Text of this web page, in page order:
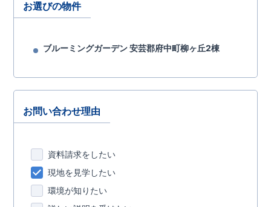
お選びの物件
ブルーミングガーデン 安芸郡府中町柳ヶ丘2棟
お問い合わせ理由
資料請求をしたい
現地を見学したい
環境が知りたい